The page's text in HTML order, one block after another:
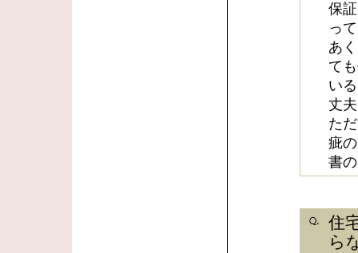
保
っ
あ
て
い
丈
た
疵
書
住
ら